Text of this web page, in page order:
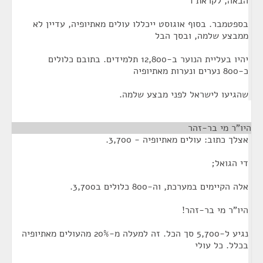
בספטמבר. בסוף אוגוסט ייכללו עולים מאתיופיה, עדיין לא
ממבצע שלמה, ובסך הבל
יהיו בעליית הנוער ב-12,800 תלמידים. בתובם כלולים
כ-800 נערים ונערות מאתיופיה
שהגיעו לישראל לפני מבצע שלמה.
היו"ר מי בר-זהר
אצלך כתוב: עולים מאתיופיה - 3,700.
די הגואל;
אלה הקיימים במערכת, וה-800 כלולים ב3,700.
היו"ר מי בר-זהר!
נגיע ל-5,700 סך הכל. זה למעלה מ-20% מהעולים מאתיופיה
בכלל. כל עולי